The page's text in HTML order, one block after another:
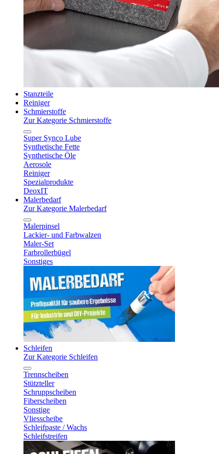
Stanzteile
Reiniger
Schmierstoffe
Zur Kategorie Schmierstoffe
Super Synco Lube
Synthetische Fette
Synthetische Öle
Aerosole
Reiniger
Spezialprodukte
DeoxIT
Malerbedarf
Zur Kategorie Malerbedarf
Malerpinsel
Lackier- und Farbwalzen
Maler-Set
Farbrollerbügel
Sonstiges
Schleifen
Zur Kategorie Schleifen
Trennscheiben
Stützteller
Schruppscheiben
Fiberscheiben
Sonstige
Vliesscheibe
Schleifpaste / Wachs
Schleifstreifen